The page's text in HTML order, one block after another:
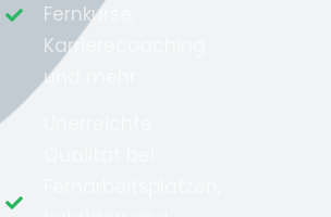
Fernkurse,
Karrierecoaching
und mehr